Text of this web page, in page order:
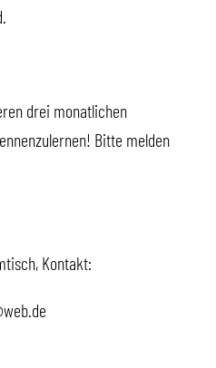
drei monatlichen
Bitte melden
Kontakt: